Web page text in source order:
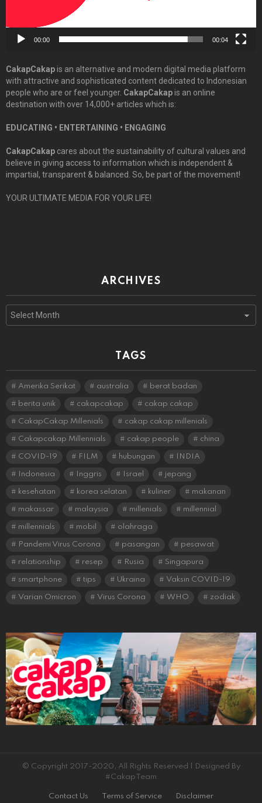
00:00 00:04
CakapCakapis an alternative and modern digital media platform
with attractive and sophisticated content dedicated to Indonesian
people who are or feel younger. CakapCakapis an online
destination with over 14,000+ articles which is:
EDUCATING • ENTERTAINING • ENGAGING
CakapCakap cares about the sustainability of cultural values and
believe in giving access to information which is independent &
impartial, transparent & balanced. So, be part of the movement!
YOUR ULTIMATE MEDIA FOR YOUR LIFE!
ARCHIVES
Archives
TAGS
Amerika Serikat australia berat badan
berita unik cakapcakap cakap cakap
CakapCakap Millenials cakap cakap millenials
Cakapcakap Millennials cakap people china
COVID-19 FILM hubungan INDIA
Indonesia Inggris Israel jepang
kesehatan korea selatan kuliner makanan
makassar malaysia millenials millennial
millennials mobil olahraga
Pandemi Virus Corona pasangan pesawat
relationship resep Rusia Singapura
smartphone tips Ukraina Vaksin COVID-19
Varian Omicron Virus Corona WHO zodiak
© Copyright 2017-2020, All Rights Reserved | Designed By
#CakapTeam
Contact Us Terms of Service
Disclaimer